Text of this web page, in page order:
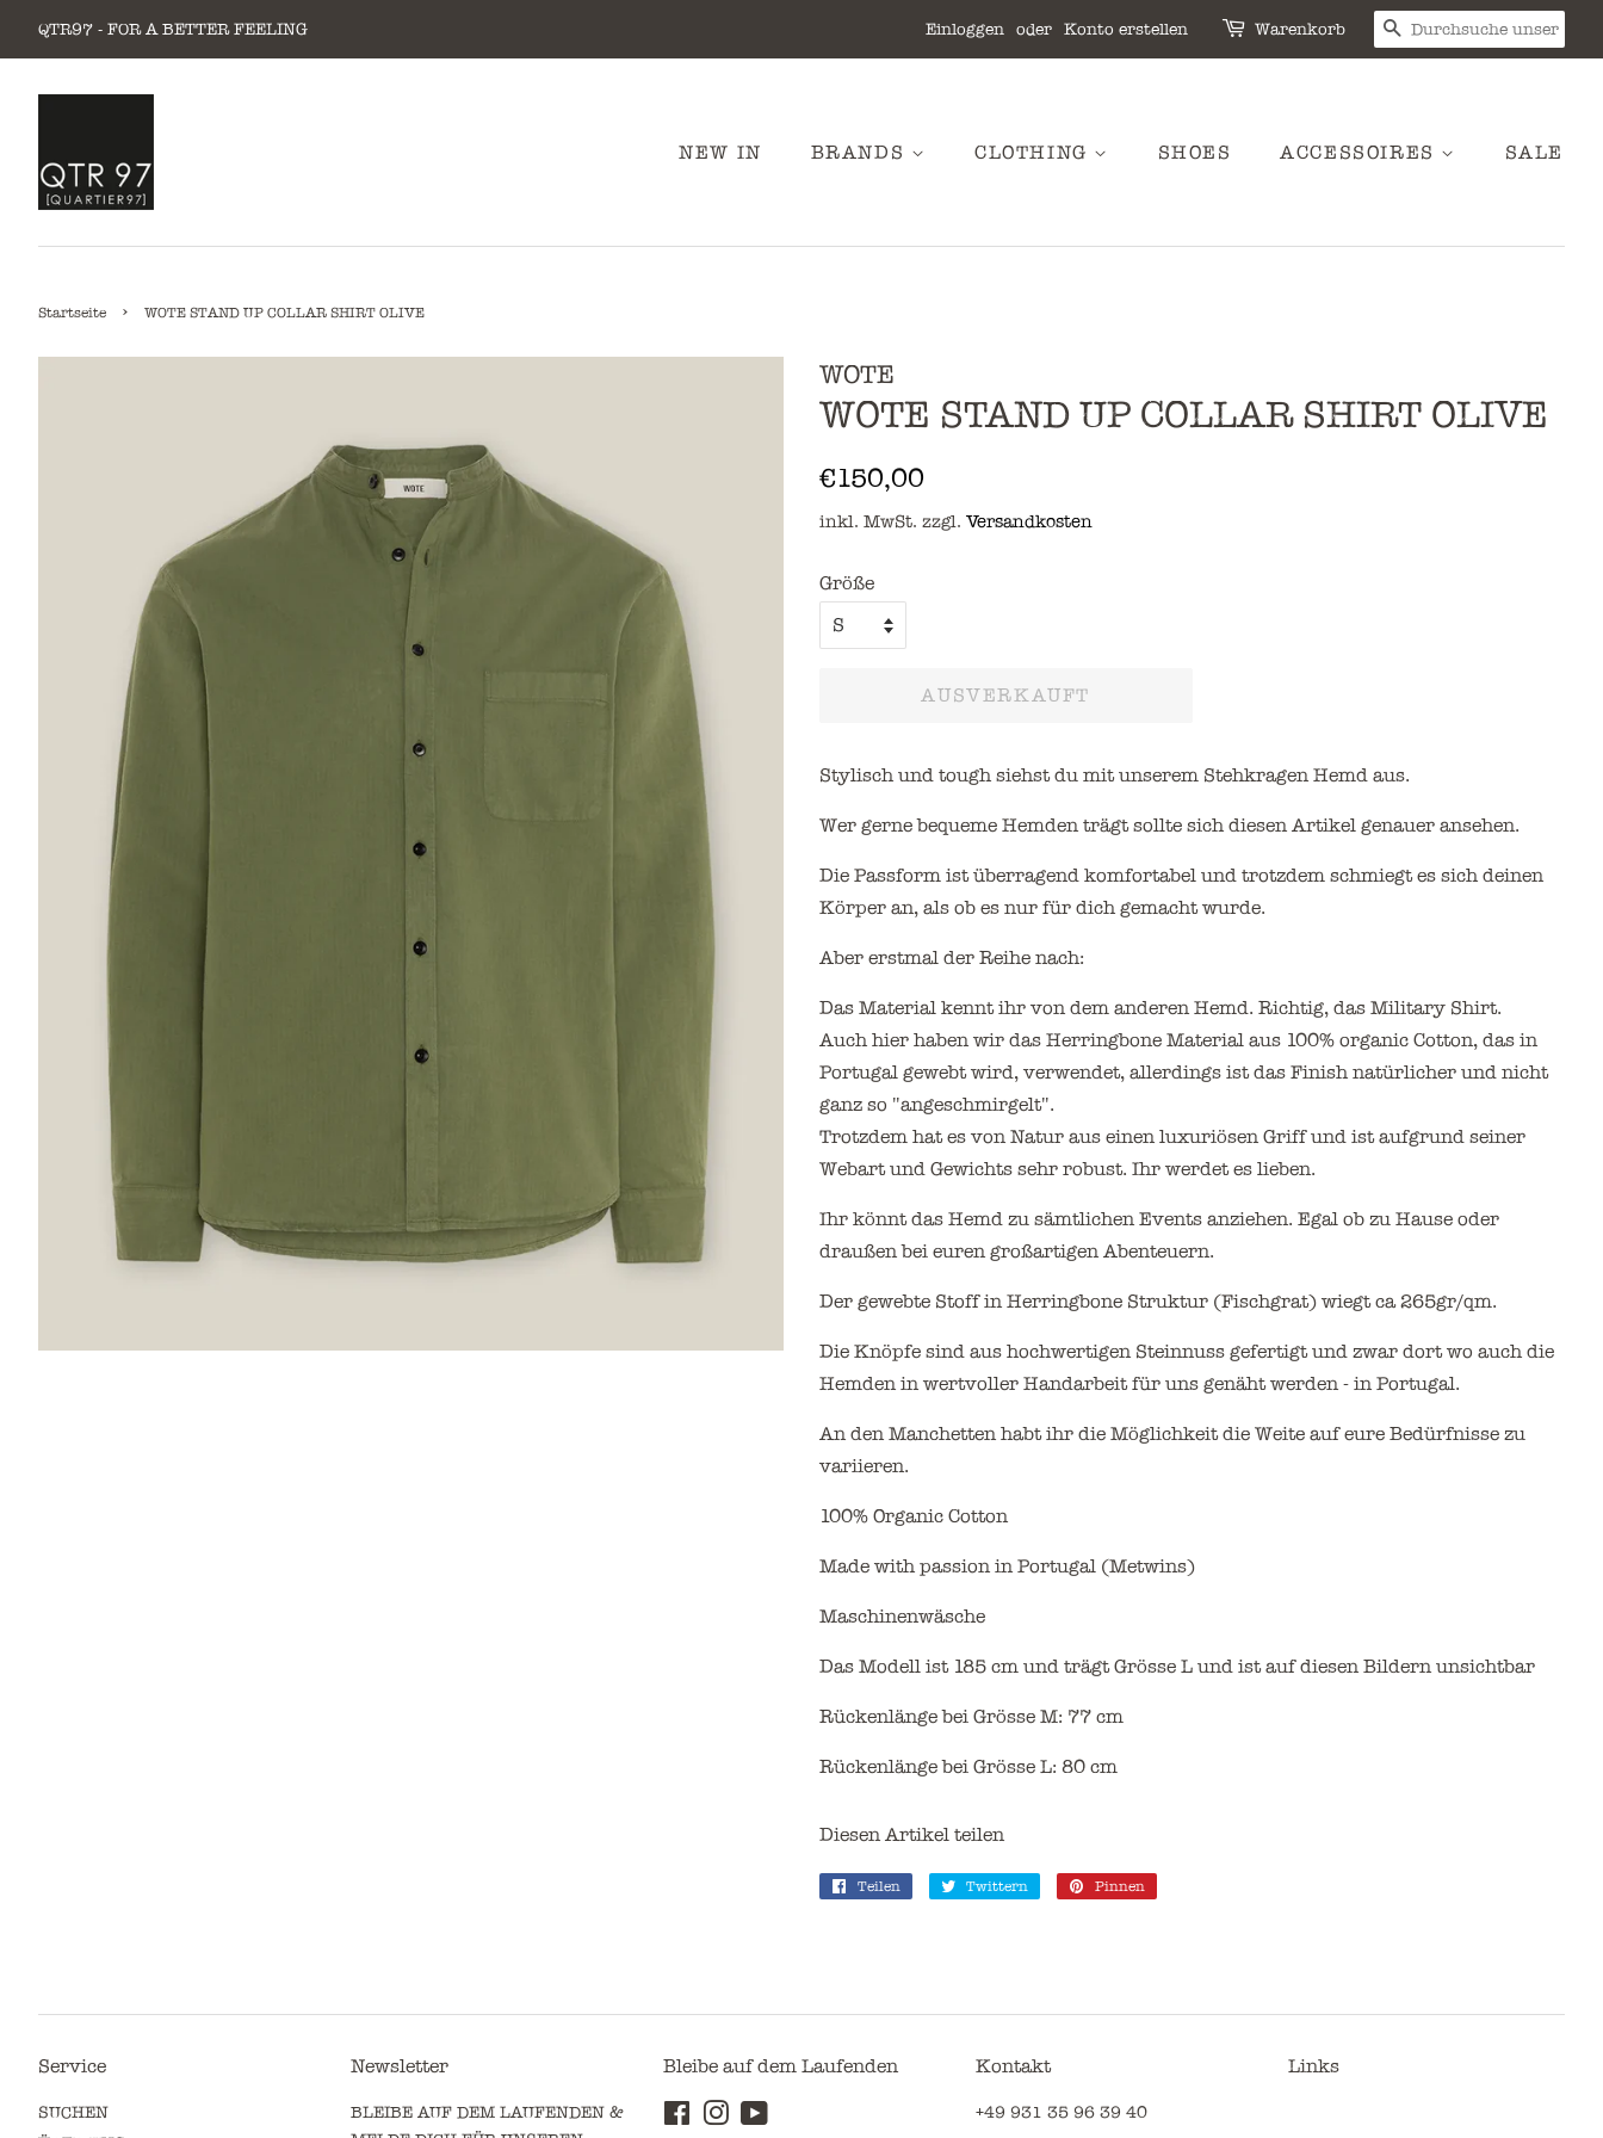
QTR97 - FOR A BETTER FEELING Einloggen oder Konto erstellen Warenkorb SUCHEN
NEW IN BRANDS CLOTHING SHOES ACCESSOIRES SALE
Startseite › WOTE STAND UP COLLAR SHIRT OLIVE
WOTE
WOTE STAND UP COLLAR SHIRT OLIVE
Normaler
€150,00
inkl. MwSt. zzgl. Versandkosten
Größe
AUSVERKAUFT
Stylisch und tough siehst du mit unserem Stehkragen Hemd aus.
Wer gerne bequeme Hemden trägt sollte sich diesen Artikel genauer ansehen.
Die Passform ist überragend komfortabel und trotzdem schmiegt es sich deinen
Körper an, als ob es nur für dich gemacht wurde.
Aber erstmal der Reihe nach:
Das Material kennt ihr von dem anderen Hemd. Richtig, das Military Shirt.
Auch hier haben wir das Herringbone Material aus 100% organic Cotton, das in
Portugal gewebt wird, verwendet, allerdings istdas Finish natürlicher und nicht
ganz so "angeschmirgelt".
Trotzdem hat es von Natur aus einen luxuriösen Griff und ist aufgrund seiner
Webart und Gewichts sehr robust. Ihr werdet es lieben.
Ihr könnt das Hemd zu sämtlichen Events anziehen. Egal ob zu Hause oder
draußen bei euren großartigen Abenteuern.
Der gewebte Stoff in Herringbone Struktur (Fischgrat) wiegt ca 265gr/qm.
Die Knöpfe sind aus hochwertigen Steinnuss gefertigt und zwar dort wo auch die
Hemden in wertvoller Handarbeit für uns genäht werden - in Portugal.
An den Manchetten habt ihr die Möglichkeit die Weite auf eure Bedürfnisse zu
variieren.
100% Organic Cotton
Made with passion in Portugal (Metwins)
Maschinenwäsche
Das Modell ist 185 cm und trägt Grösse L und ist auf diesen Bildern unsichtbar
Rückenlänge bei Grösse M: 77 cm
Rückenlänge bei Grösse L: 80 cm
Diesen Artikel teilen
Teilen Twittern Pinnen
Service
SUCHEN
Newsletter
BLEIBE AUF DEM LAUFENDEN &
Bleibe auf dem Laufenden
FacebookInstagram
Kontakt
+49 931 35 96 39 40
Links